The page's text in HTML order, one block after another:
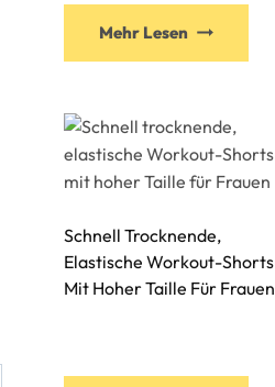
Mehr Lesen
Schnell Trocknende,
Elastische Workout-Shorts
Mit Hoher Taille Für Frauen